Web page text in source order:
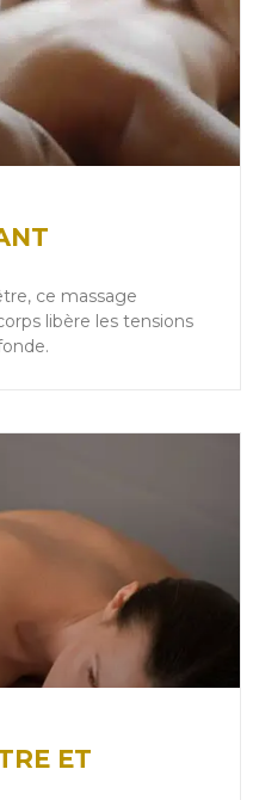
ce massage
libère les tensions
ET